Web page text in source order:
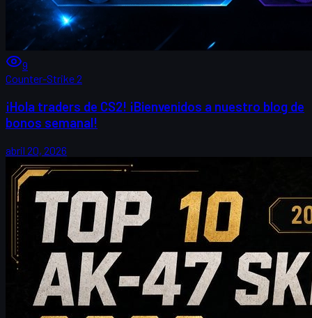
9
Counter-Strike 2
¡Hola traders de CS2! ¡Bienvenidos a nuestro blog de
bonos semanal!
abril 20, 2026